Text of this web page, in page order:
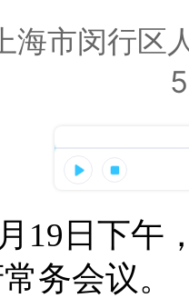
海市闵行区
月 19 日 下午
务会议。